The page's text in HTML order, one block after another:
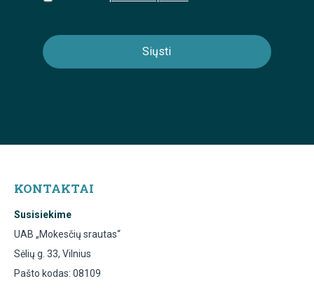
KONTAKTAI
Susisiekime
UAB „Mokesčių srautas“
Sėlių g. 33, Vilnius
Pašto kodas: 08109